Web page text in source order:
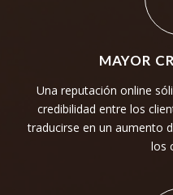
MAYOR
Una reputación online
credibilidad entre los
traducirse en un aumento
los